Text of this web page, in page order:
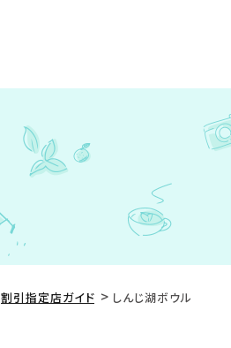
割引指定店ガイド しんじ湖ボウル